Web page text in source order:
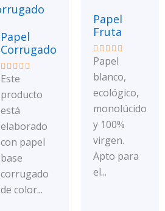
Papel
Corrugado
Valorado
0
5
Este
producto
está
elaborado
con papel
base
corrugado
de color...
Papel
Fruta
Valorado
con
0
5
Papel
blanco,
ecológico,
monolúcido
y 100%
virgen.
Apto para
el...